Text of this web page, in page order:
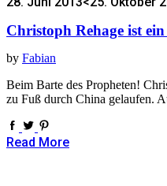
Christoph Rehage ist
by Fabian
Beim Barte des Propheten!
zu Fuß durch China gelaufen.
Read More